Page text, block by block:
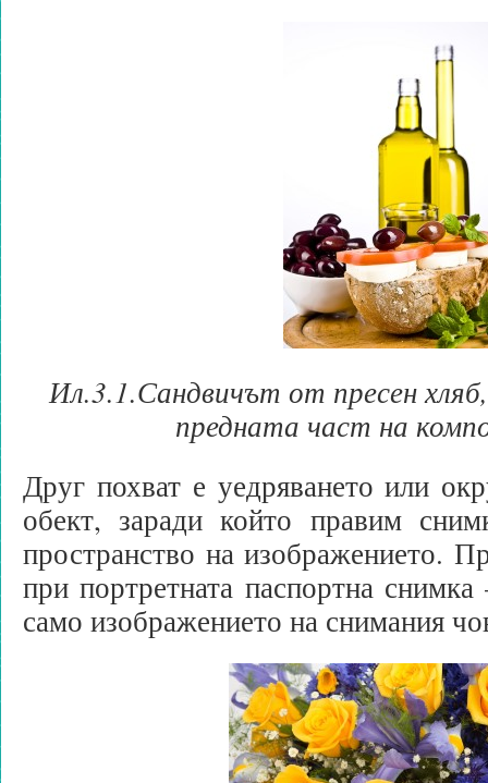
Ил.3.1.Сандвичът от пресен
предната част на
Друг похват е уедряването или
обект, заради който правим
пространство на изображението.
при портретната паспортна
само изображението на снимания